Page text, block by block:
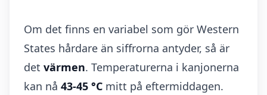
Om det finns en variabel som gör Western
States hårdare än siffrorna antyder, så är
det värmen. Temperaturerna i kanjonerna
kan nå 43-45 °C mitt på eftermiddagen.